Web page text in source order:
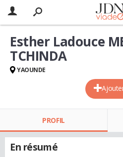
Esther Ladouce
TCHINDA
YAOUNDE
PROFIL
En résumé